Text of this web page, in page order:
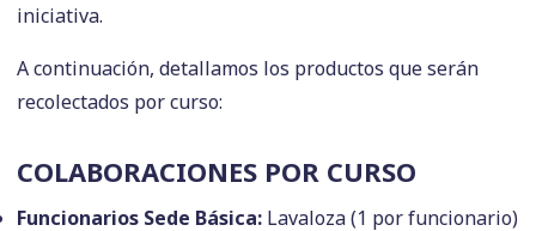
iniciativa.
A continuación, detallamos los productos que serán
recolectados por curso:
COLABORACIONES POR CURSO
Funcionarios Sede Básica: Lavaloza (1 por funcionario)